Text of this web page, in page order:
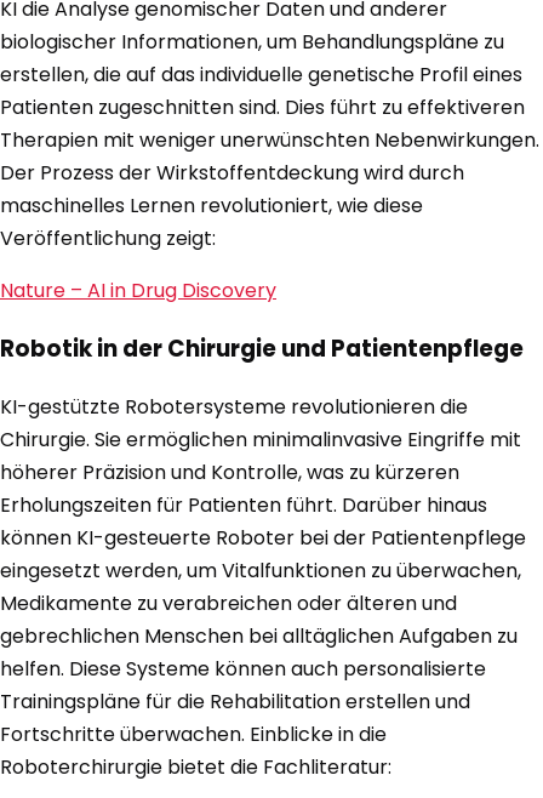
KI die Analyse genomischer Daten und anderer
biologischer Informationen, um Behandlungspläne zu
erstellen, die auf das individuelle genetische Profil eines
Patienten zugeschnitten sind. Dies führt zu effektiveren
Therapien mit weniger unerwünschten Nebenwirkungen.
Der Prozess der Wirkstoffentdeckung wird durch
maschinelles Lernen revolutioniert, wie diese
Veröffentlichung zeigt:
Nature – AI in Drug Discovery
Robotik in der Chirurgie und Patientenpflege
KI-gestützte Robotersysteme revolutionieren die
Chirurgie. Sie ermöglichen minimalinvasive Eingriffe mit
höherer Präzision und Kontrolle, was zu kürzeren
Erholungszeiten für Patienten führt. Darüber hinaus
können KI-gesteuerte Roboter bei der Patientenpflege
eingesetzt werden, um Vitalfunktionen zu überwachen,
Medikamente zu verabreichen oder älteren und
gebrechlichen Menschen bei alltäglichen Aufgaben zu
helfen. Diese Systeme können auch personalisierte
Trainingspläne für die Rehabilitation erstellen und
Fortschritte überwachen. Einblicke in die
Roboterchirurgie bietet die Fachliteratur: